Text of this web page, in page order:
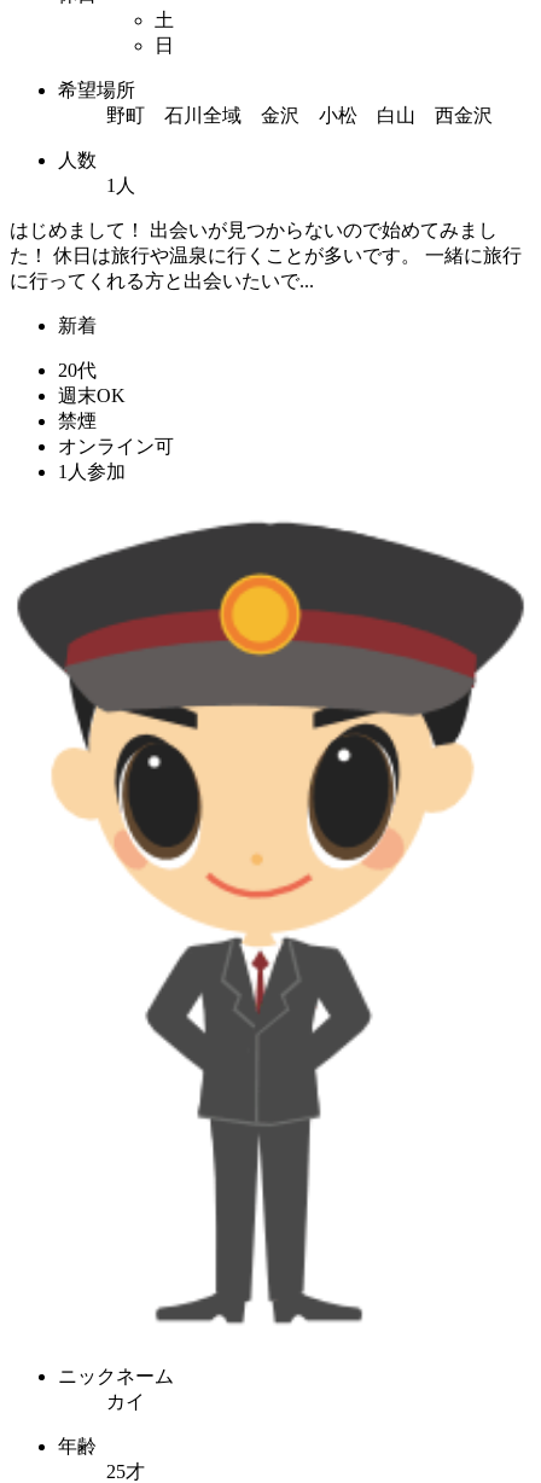
土
日
希望場所
野町 石川全域 金沢 小松 白山 西金沢
人数
1人
はじめまして！ 出会いが見つからないので始めてみまし
た！ 休日は旅行や温泉に行くことが多いです。 一緒に旅行
に行ってくれる方と出会いたいで...
新着
20代
週末OK
禁煙
オンライン可
1人参加
ニックネーム
カイ
年齢
25才